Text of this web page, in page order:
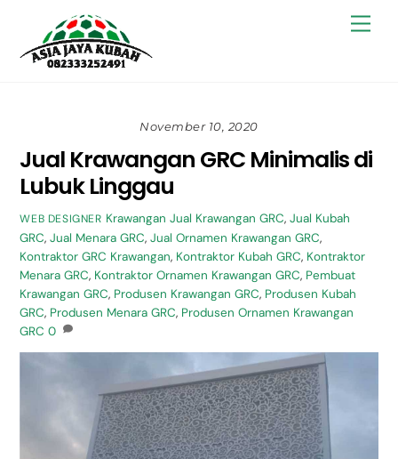
content
November 10, 2020
Jual Krawangan GRC Minimalis di
Lubuk Linggau
WEB DESIGNER Krawangan Jual Krawangan GRC, Jual Kubah
GRC,Jual Menara GRC,Jual Ornamen Krawangan GRC,
Kontraktor GRC Krawangan, Kontraktor Kubah GRC, Kontraktor
Menara GRC, Kontraktor Ornamen Krawangan GRC, Pembuat
Krawangan GRC, Produsen Krawangan GRC, Produsen Kubah
GRC, Produsen Menara GRC, Produsen Ornamen Krawangan
GRC 0